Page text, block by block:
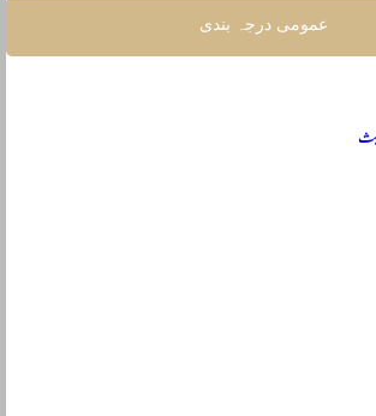
عمومی درجہ بندی